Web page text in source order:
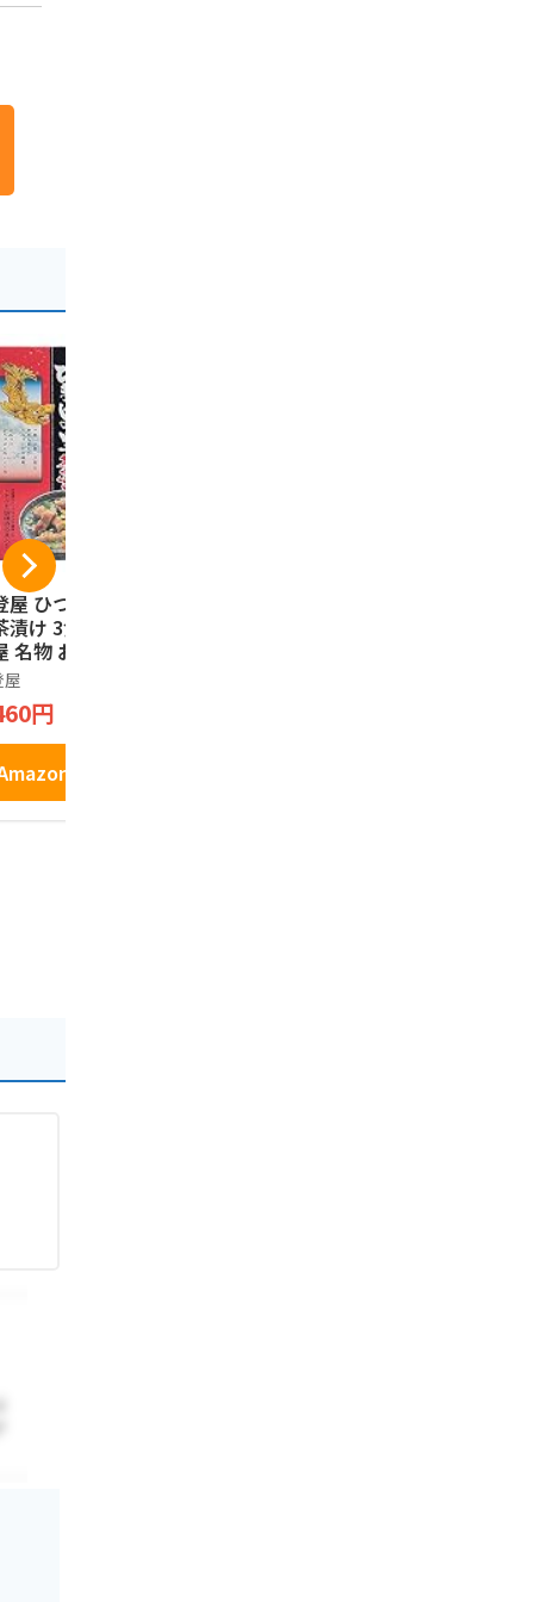
屋 ひつまぶしの
漬け 3食入り 名
名物 お土産 ひ
ぶし 茶漬けの素
漬け うなぎ 和
当地 グルメ お
寄せ ギフト
円
で見る